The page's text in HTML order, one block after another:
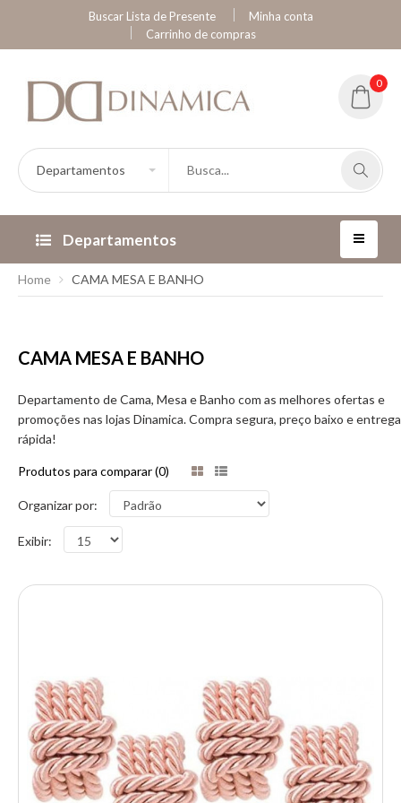
Buscar Lista de Presente
Minha conta
Carrinho de compras
0
Departamentos
Home CAMA MESA E BANHO
CAMA MESA E BANHO
Departamento de Cama, Mesa e Banho com as melhores ofertas e
promoções nas lojas Dinamica. Compra segura, preço baixo e entrega
rápida!
Produtos para comparar (0)
Organizar por:
Exibir: